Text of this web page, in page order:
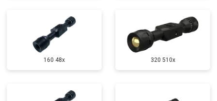
160 48x 320 510x